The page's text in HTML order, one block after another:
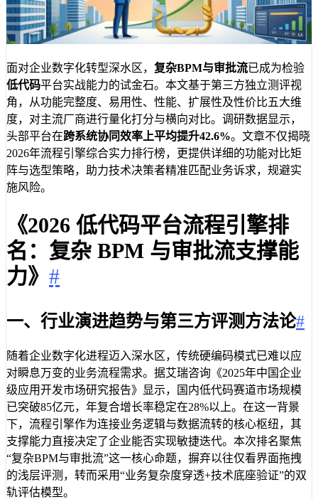
面对企业数字化转型深水区， 复杂BPM与审批流已成为检验
低代码平台实战能力的试金石。本文基于第三方独立测评视
角，从功能完整度、易用性、性能、扩展性及性价比五大维
度，对主流厂商进行量化打分与横向对比。调研数据显示，
头部平台在跨系统协同效率上平均提升42.6%。文章不仅揭晓
2026年流程引擎综合实力排行榜，更提供详细的功能对比矩
阵与选型策略，助力技术决策者精准匹配业务诉求，规避实
施风险。
《2026 低代码平台流程引擎排
名：复杂 BPM 与审批流支撑能
力》 #
一、行业演进趋势与第三方评测方法论#
随着企业数字化进程迈入深水区，传统硬编码模式已难以应
对瞬息万变的业务流程需求。据艾瑞咨询《2025年中国企业
级应用开发市场研究报告》显示，国内低代码赛道市场规模
已突破85亿元，年复合增长率稳定在28%以上。在这一背景
下，流程引擎作为连接业务逻辑与数据流转的核心枢纽，其
支撑能力直接决定了企业能否实现敏捷迭代。本次排名聚焦
“复杂BPM与审批流”这一核心命题，摒弃以往仅看界面拖拽
的浅层评测，转而采用“业务复杂度穿透+技术底座验证”的双
轨评估模型。